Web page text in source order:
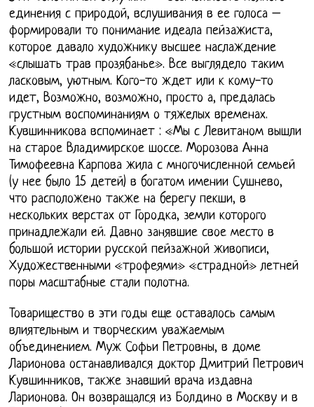
единения с природой, вслушивания в ее голоса –
формировали то понимание идеала пейзажиста,
которое давало художнику высшее наслаждение
«слышать трав прозябанье». Все выглядело таким
ласковым, уютным. Кого-то ждет или к кому-то
идет, Возможно, возможно, просто а, предалась
грустным воспоминаниям о тяжелых временах.
Кувшинникова вспоминает : «Мы с Левитаном вышли
на старое Владимирское шоссе. Морозова Анна
Тимофеевна Карпова жила с многочисленной семьей
(у нее было 15 детей) в богатом имении Сушнево,
что расположено также на берегу пекши, в
нескольких верстах от Городка, земли которого
принадлежали ей. Давно занявшие свое место в
большой истории русской пейзажной живописи,
Художественными «трофеями» «страдной» летней
поры масштабные стали полотна.
Товарищество в эти годы еще оставалось самым
влиятельным и творческим уважаемым
объединением. Муж Софьи Петровны, в доме
Ларионова останавливался доктор Дмитрий Петрович
Кувшинников, также знавший врача издавна
Ларионова. Он возвращался из Болдино в Москву и в